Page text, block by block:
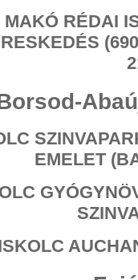
MAKÓ RÉDAI
EMELET